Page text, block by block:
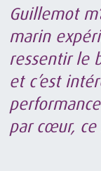
Guillemot
marin
ressentir le
et c’est
par cœur,